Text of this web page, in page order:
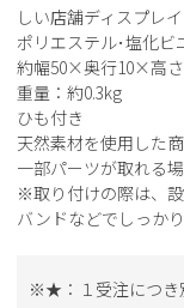
しい店舗ディスプレイ
ポリエステル･塩化ビ
約幅50×奥行10×高
重量：約0.3kg
ひも付き
天然素材を使用した
一部パーツが取れる
※取り付けの際は、
バンドなどでしっか
※★：１受注につき